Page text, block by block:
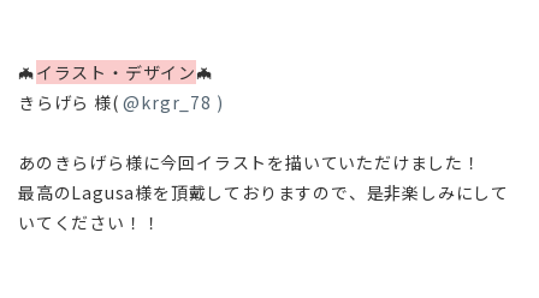
🦇イラスト・デザイン🦇
きらげら 様(@krgr_78 )
あのきらげら様に今回イラストを描いていただけました！
最高のLagusa様を頂戴しておりますので、是非楽しみにして
いてください！！